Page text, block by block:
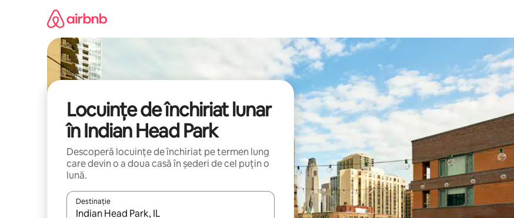
Locuințe de închiriat lunar
în Indian Head Park
Descoperă locuințe de închiriat pe termen lung
care devin o a doua casă în șederi de cel puțin o
lună.
Destinație
Când se încarcă rezultatele, navighează folosind tastele săgeată în sus și în jos sau prin gesturi de atingere ori glisare.